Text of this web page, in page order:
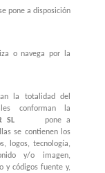
pone a disposición
o navega por la
la totalidad del
conforman la
SL pone a
se contienen los
logos, tecnología,
y/o imagen,
y códigos fuente y,